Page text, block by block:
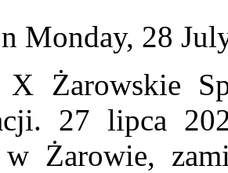
Monday, 28
Żarowskie
27 lipca
Żarowie,